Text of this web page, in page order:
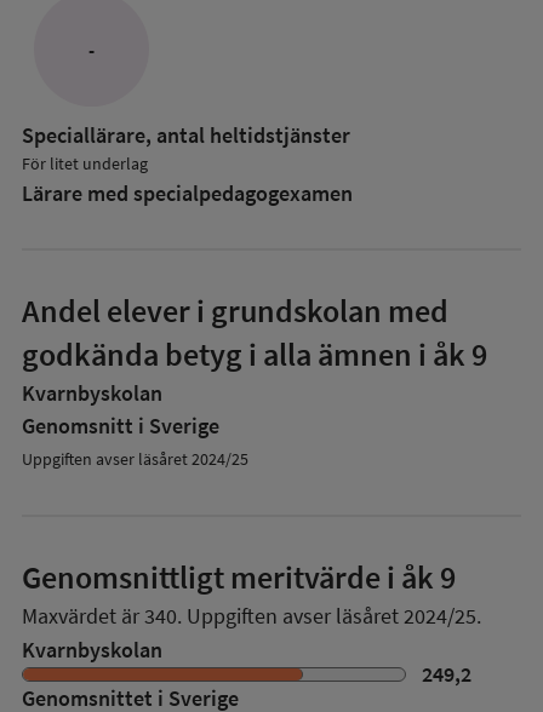
-
Speciallärare, antal heltidstjänster
För litet underlag
Lärare med specialpedagog­examen
Andel elever i grundskolan med
godkända betyg i alla ämnen i åk 9
Kvarnbyskolan
Genomsnitt i Sverige
Uppgiften avser läsåret 2024/25
Genomsnittligt meritvärde i åk 9
Maxvärdet är 340. Uppgiften avser läsåret 2024/25.
Kvarnbyskolan
249,2
Genomsnittet i Sverige